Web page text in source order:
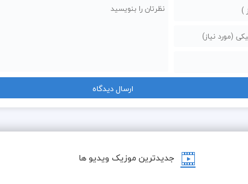
جدیدترین موزیک ویدیو ها